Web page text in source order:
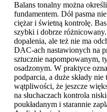
Balans tonalny można
fundamentem. Dół pasma
ciężar i świetną kontrolę.
szybki i dobrze
dopalenia, ale też nie ma
DAC-ach nastawionych na
sztucznie napompowanym,
osadzonym. W praktyce
podparcia, a duże składy
wątpliwości, że jeszcze
na słuchaczach kontrola
poukładanym i starannie